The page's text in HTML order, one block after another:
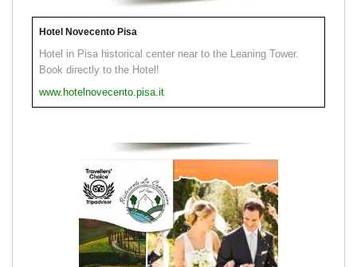
Hotel Novecento Pisa
Hotel in Pisa historical center near to the Leaning Tower.
Book directly to the Hotel!
www.hotelnovecento.pisa.it